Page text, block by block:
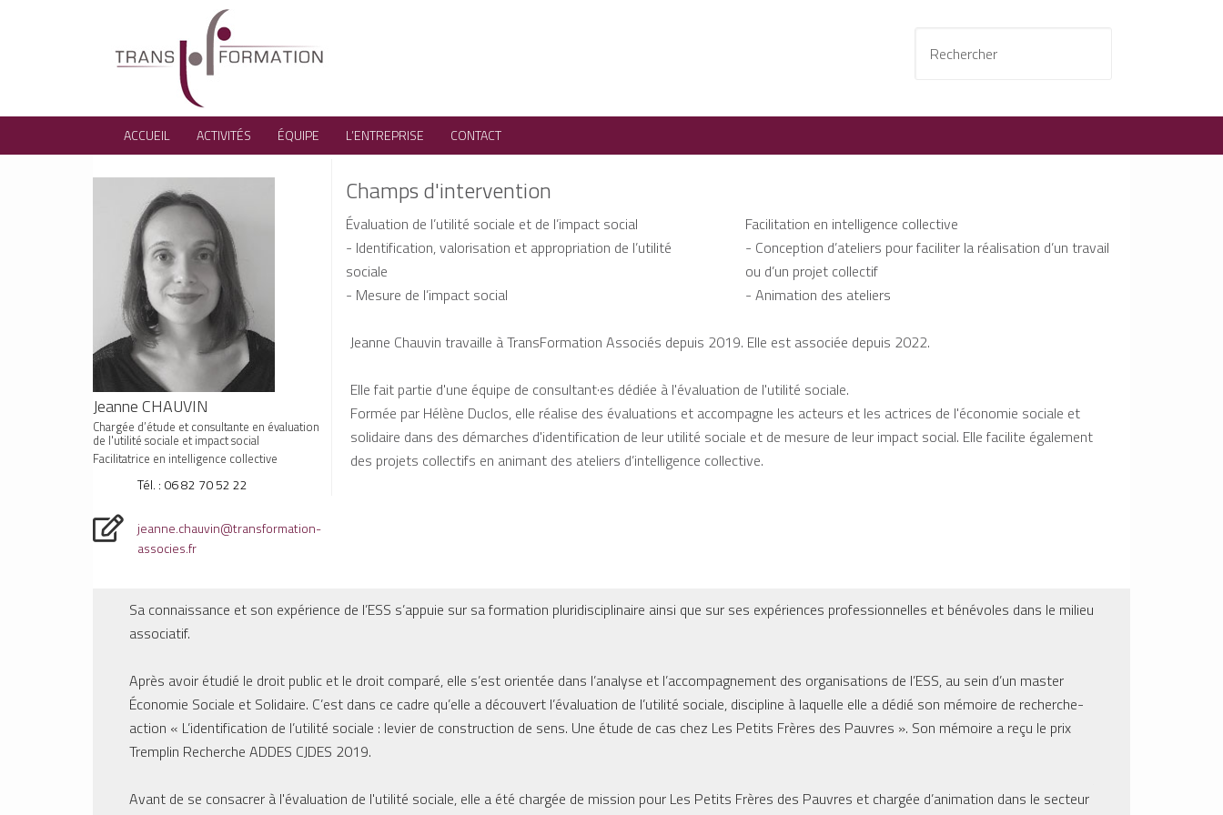
ACCUEIL ACTIVITÉS ÉQUIPE L’ENTREPRISE CONTACT
Jeanne CHAUVIN
Chargée d’étude et consultante en évaluation
de l'utilité sociale et impact social
Facilitatrice en intelligence collective
Tél. : 06 82 70 52 22
jeanne.chauvin@transformation-
associes.fr
Champs d'intervention
Évaluation de l’utilité sociale et de l’impact social
- Identification, valorisation et appropriation de l’utilité
sociale
- Mesure de l’impact social
Facilitation en intelligence collective
- Conception d’ateliers pour faciliter la réalisation d’un travail
ou d’un projet collectif
- Animation des ateliers
Jeanne Chauvin travaille à TransFormation Associés depuis 2019. Elle est associée depuis 2022.
Elle fait partie d'une équipe de consultant·es dédiée à l'évaluation de l'utilité sociale.
Formée par Hélène Duclos, elle réalise des évaluations et accompagne les acteurs et les actrices de l'économie sociale et
solidaire dans des démarches d'identification de leur utilité sociale et de mesure de leur impact social. Elle facilite également
des projets collectifs en animant des ateliers d’intelligence collective.
Sa connaissance et son expérience de l’ESS s’appuie sur sa formation pluridisciplinaire ainsi que sur ses expériences professionnelles et bénévoles dans le milieu
associatif.
Après avoir étudié le droit public et le droit comparé, elle s’est orientée dans l’analyse et l’accompagnement des organisations de l’ESS, au sein d’un master
Économie Sociale et Solidaire. C’est dans ce cadre qu’elle a découvert l’évaluation de l’utilité sociale, discipline à laquelle elle a dédié son mémoire de recherche-
action « L’identification de l’utilité sociale : levier de construction de sens. Une étude de cas chez Les Petits Frères des Pauvres ». Son mémoire a reçu le prix
Tremplin Recherche ADDES CJDES 2019.
Avant de se consacrer à l'évaluation de l'utilité sociale, elle a été chargée de mission pour Les Petits Frères des Pauvres et chargée d’animation dans le secteur